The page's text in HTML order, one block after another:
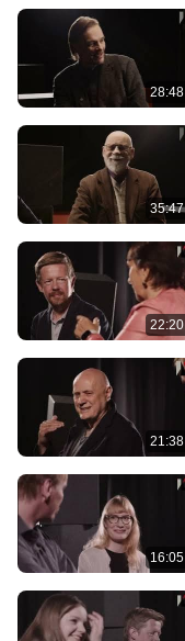
28:48
35:47
22:20
21:38
16:05